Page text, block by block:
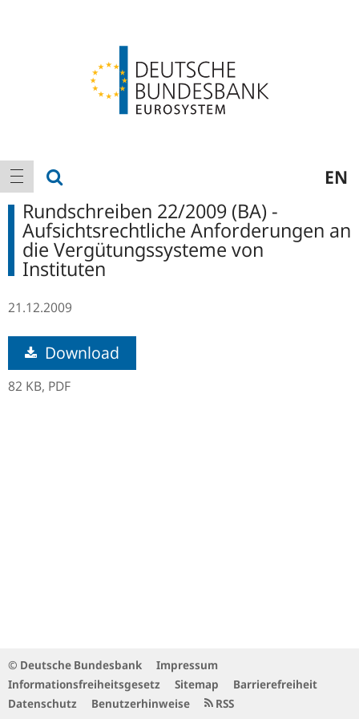
Hauptnavigation
Navigation anzeigen EN
Rundschreiben 22/2009 (BA) -
Aufsichtsrechtliche Anforderungen an
die Vergütungssysteme von
Instituten
21.12.2009
Download
82 KB, PDF
© Deutsche Bundesbank
Impressum
Informationsfreiheitsgesetz
Sitemap
Barrierefreiheit
Datenschutz
Benutzerhinweise RSS